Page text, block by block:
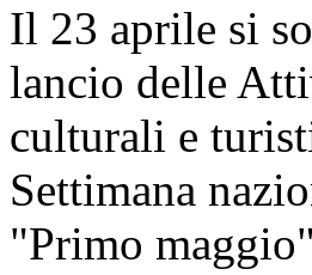
Il 23 aprile si
lancio delle
culturali e
Settimana
"Primo